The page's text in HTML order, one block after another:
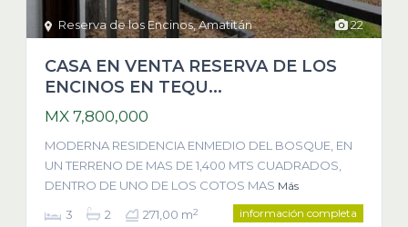
22
Reserva de los Encinos,Amatitán
CASA EN VENTA RESERVA DE LOS
ENCINOS EN TEQU...
MX 7,800,000
MODERNA RESIDENCIA ENMEDIO DEL BOSQUE, EN
UN TERRENO DE MAS DE 1,400 MTS CUADRADOS,
DENTRO DE UNO DE LOS COTOS MAS Más
3 2 271,00 m2 información completa